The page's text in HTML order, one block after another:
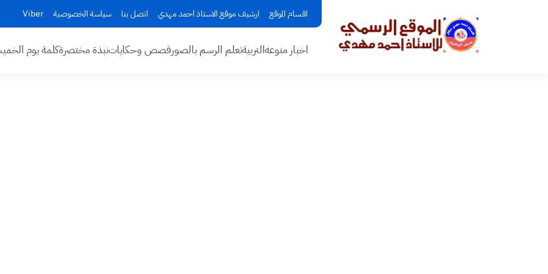
اقسام الموقع ارشيف موقع الاستاذ احمد مهدي اتصل بنا سياسة الخصوصية Viber
اخبار منوعهالتربيةتعلم الرسم بالصورقصص وحكاياتنبذة مختصرةكلمة يوم